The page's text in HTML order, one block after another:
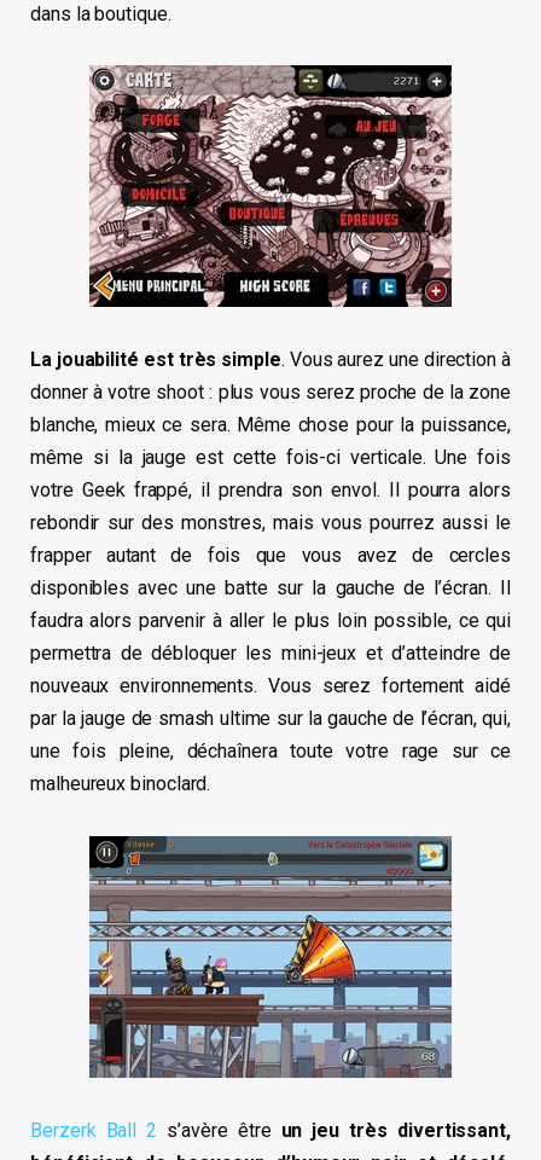
dans la boutique.
La jouabilité est très simple. Vous aurez une direction à
donner à votre shoot : plus vous serez proche de la zone
blanche, mieux ce sera. Même chose pour la puissance,
même si la jauge est cette fois-ci verticale. Une fois
votre Geek frappé, il prendra son envol. Il pourra alors
rebondir sur des monstres, mais vous pourrez aussi le
frapper autant de fois que vous avez de cercles
disponibles avec une batte sur la gauche de l’écran. Il
faudra alors parvenir à aller le plus loin possible, ce qui
permettra de débloquer les mini-jeux et d’atteindre de
nouveaux environnements. Vous serez fortement aidé
par la jauge de smash ultime sur la gauche de l’écran, qui,
une fois pleine, déchaînera toute votre rage sur ce
malheureux binoclard.
Berzerk Ball 2 s’avère êtreun jeu très divertissant,